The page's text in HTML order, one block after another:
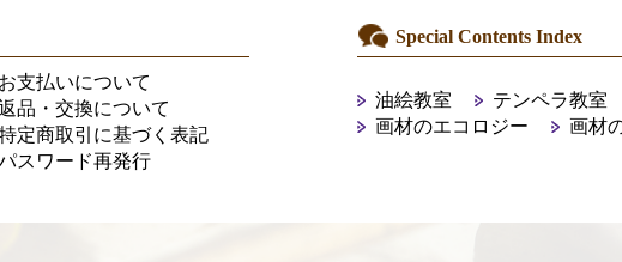
お支払いについて
品・交換について
定商取引に基づく表記
スワード再発行
Special Contents Index
油絵教室 テンペラ教室
画材のエコロジー
画材